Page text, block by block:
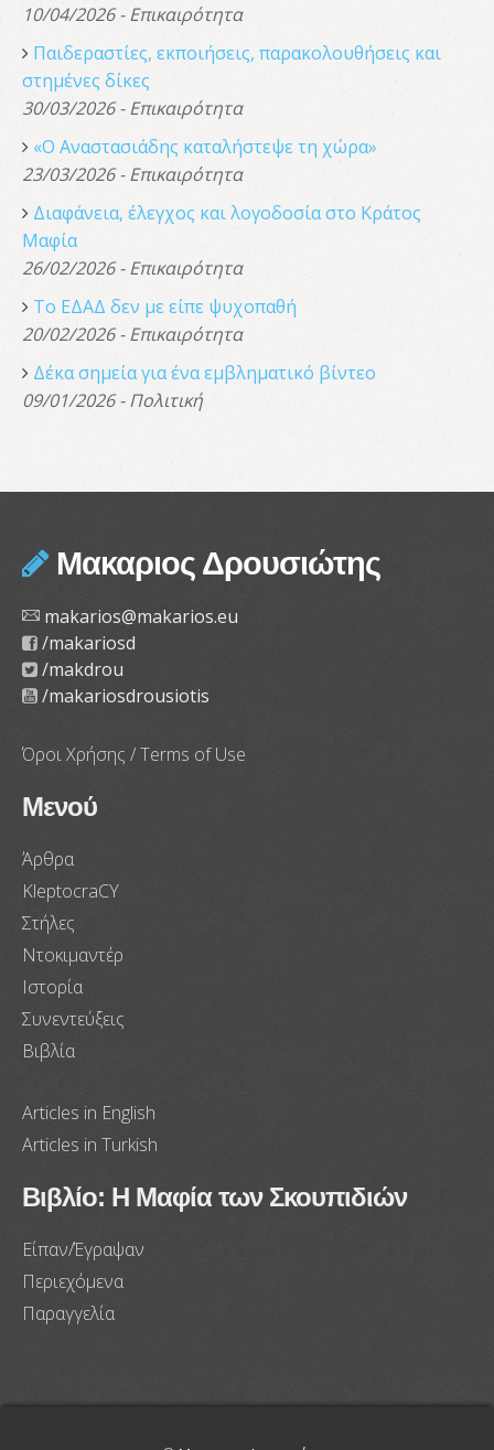
10/04/2026 - Επικαιρότητα
Παιδεραστίες, εκποιήσεις, παρακολουθήσεις και
στημένες δίκες
30/03/2026 - Επικαιρότητα
«Ο Αναστασιάδης καταλήστεψε τη χώρα»
23/03/2026 - Επικαιρότητα
Διαφάνεια, έλεγχος και λογοδοσία στο Κράτος
Μαφία
26/02/2026 - Επικαιρότητα
Το ΕΔΑΔ δεν με είπε ψυχοπαθή
20/02/2026 - Επικαιρότητα
Δέκα σημεία για ένα εμβληματικό βίντεο
09/01/2026 - Πολιτική
Μακαριος Δρουσιώτης
makarios@makarios.eu
/makariosd
/makdrou
/makariosdrousiotis
Όροι Χρήσης / Terms of Use
Μενού
Άρθρα
KleptocraCY
Στήλες
Ντοκιμαντέρ
Ιστορία
Συνεντεύξεις
Βιβλία
Articles in English
Articles in Turkish
Βιβλίο: Η Μαφία των Σκουπιδιών
Είπαν/Έγραψαν
Περιεχόμενα
Παραγγελία